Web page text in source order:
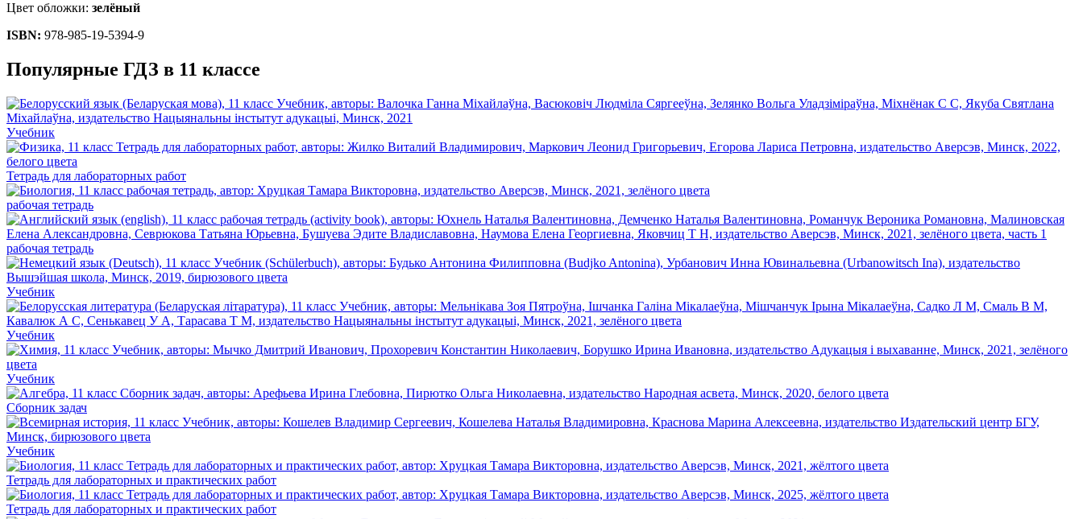
Цвет обложки: зелёный
ISBN: 978-985-19-5394-9
Популярные ГДЗ в 11 классе
Учебник
Тетрадь для лабораторных работ
рабочая тетрадь
рабочая тетрадь
Учебник
Учебник
Учебник
Сборник задач
Учебник
Тетрадь для лабораторных и практических работ
Тетрадь для лабораторных и практических работ